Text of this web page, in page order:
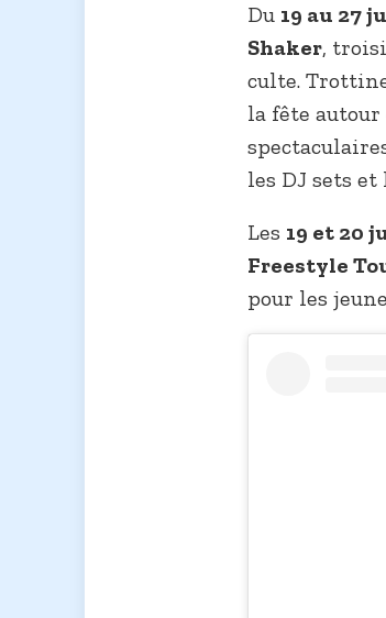
Du 19 au 27
Shaker,
culte.
la fête
les DJ sets
Les 19 et 20
Freestyle
pour les